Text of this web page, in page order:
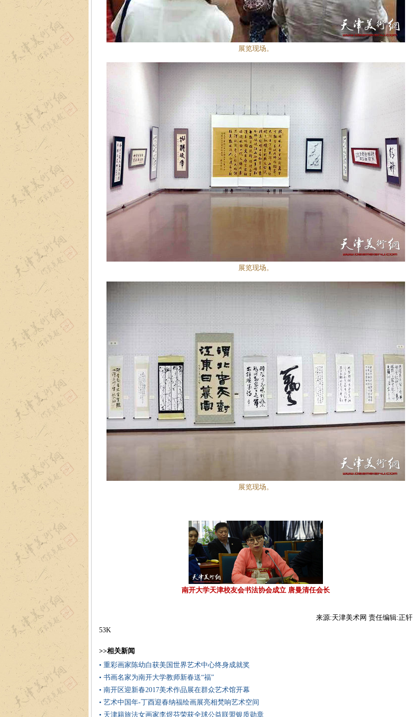
展览现场。
展览现场。
展览现场。
南开大学天津校友会书法协会成立 唐曼清任会长
来源:天津美术网 责任编辑:正轩
53K
>>相关新闻
• 重彩画家陈幼白获美国世界艺术中心终身成就奖
• 书画名家为南开大学教师新春送“福”
• 南开区迎新春2017美术作品展在群众艺术馆开幕
• 艺术中国年-丁酉迎春纳福绘画展亮相梵响艺术空间
• 天津籍旅法女画家李煜芬荣获全球公益联盟银质勋章